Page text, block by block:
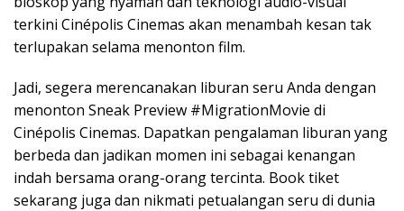
terkini Cinépolis Cinemas akan menambah kesan tak
terlupakan selama menonton film.
Jadi, segera merencanakan liburan seru Anda dengan
menonton Sneak Preview #MigrationMovie di
Cinépolis Cinemas. Dapatkan pengalaman liburan yang
berbeda dan jadikan momen ini sebagai kenangan
indah bersama orang-orang tercinta. Book tiket
sekarang juga dan nikmati petualangan seru di dunia